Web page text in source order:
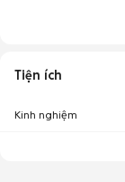
Tiện ích
Kinh nghiệm